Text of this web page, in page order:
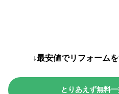
↓最安値でリフォーム
とりあえず無料